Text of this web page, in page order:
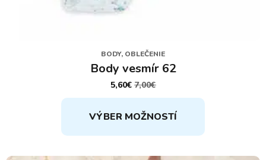
BODY, OBLEČENIE
Body vesmír 62
7,00€
PÔVODNÁ
CENA
BOLA:
7,00€.
5,60€ AKTUÁLNA
CENA
JE:
5,60€.
VÝBER MOŽNOSTÍ
Tento
produkt
má